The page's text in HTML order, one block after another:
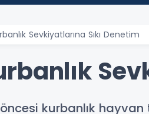
Sevkiyatlarına Sıkı Denetim
kurbanlık